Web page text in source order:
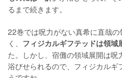
るまで続きます。
22巻では呪力がない真希に直哉
く、 フィジカルギフテッドは領域
た。しかし、宿儺の領域展開は
浴びせられるので、フィジカルギ